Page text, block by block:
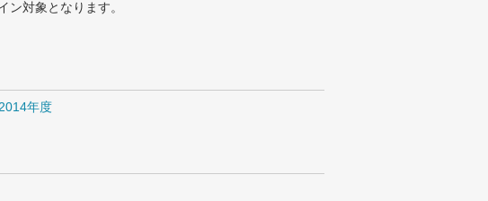
対象となります。
2014年度